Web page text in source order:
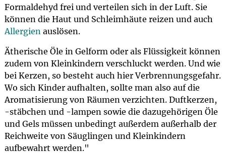
Formaldehyd frei und verteilen sich in der Luft. Sie
können die Haut und Schleimhäute reizen und auch
Allergienauslösen.
Ätherische Öle in Gelform oder als Flüssigkeit können
zudem von Kleinkindern verschluckt werden. Und wie
bei Kerzen, so besteht auch hier Verbrennungsgefahr.
Wo sich Kinder aufhalten, sollte man also auf die
Aromatisierung von Räumen verzichten. Duftkerzen,
-stäbchen und -lampen sowie die dazugehörigen Öle
und Gels müssen unbedingt außerdem außerhalb der
Reichweite von Säuglingen und Kleinkindern
aufbewahrt werden."